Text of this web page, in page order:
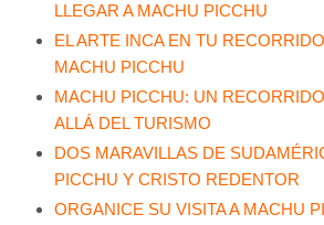
LLEGAR A MACHU PICCHU
EL ARTE INCA EN TU
MACHU PICCHU
MACHU PICCHU: UN
ALLÁ DEL TURISMO
DOS MARAVILLAS DE
PICCHU Y CRISTO REDENTOR
ORGANICE SU VISITA A MACHU